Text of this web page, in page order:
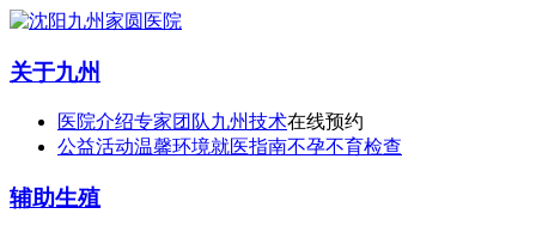
关于九州
医院介绍专家团队九州技术在线预约
公益活动温馨环境就医指南不孕不育检查
辅助生殖